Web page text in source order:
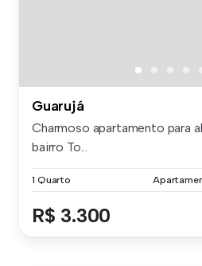
Guarujá
Charmoso apartamento para
bairro To...
1 Quarto
R$ 3.300